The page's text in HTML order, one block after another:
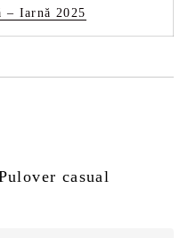
– Iarnă 2025
casual